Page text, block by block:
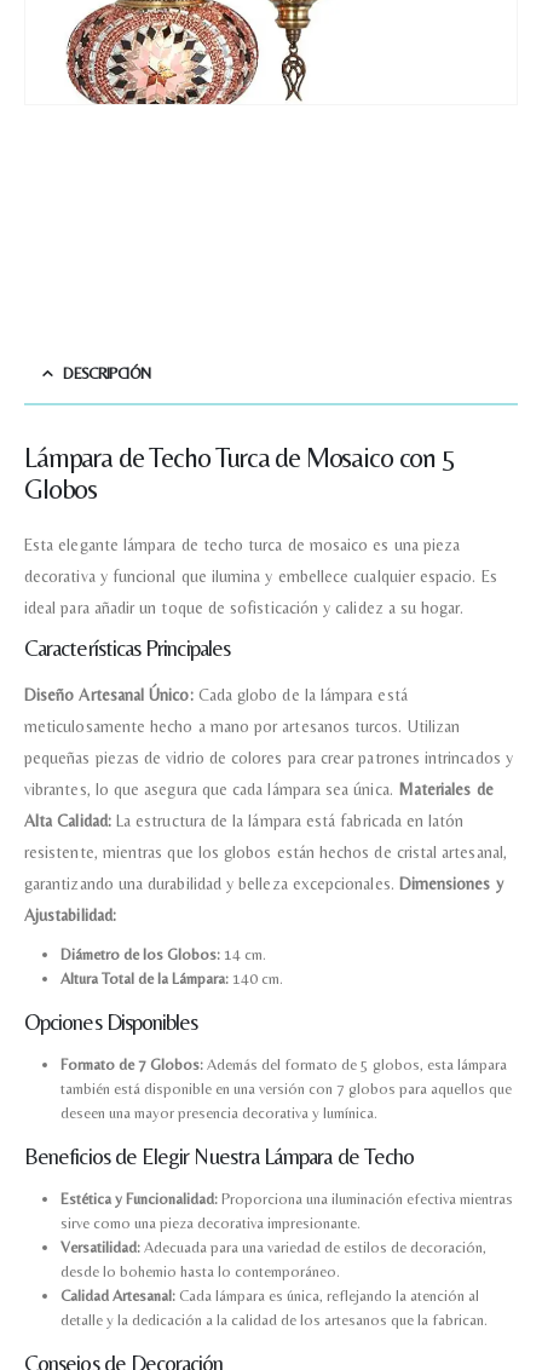
DESCRIPCIÓN
Lámpara de Techo Turca de Mosaico con 5
Globos
Esta elegante lámpara de techo turca de mosaico es una pieza
decorativa y funcional que ilumina y embellece cualquier espacio. Es
ideal para añadir un toque de sofisticación y calidez a su hogar.
Características Principales
Diseño Artesanal Único:Cada globo de la lámpara está
meticulosamente hecho a mano por artesanos turcos. Utilizan
pequeñas piezas de vidrio de colores para crear patrones intrincados y
vibrantes, lo que asegura que cada lámpara sea única. Materiales de
Alta Calidad:La estructura de la lámpara está fabricada en latón
resistente, mientras que los globos están hechos de cristal artesanal,
garantizando una durabilidad y belleza excepcionales. Dimensiones y
Ajustabilidad:
Diámetro de los Globos:14 cm.
Altura Total de la Lámpara:140 cm.
Opciones Disponibles
Formato de 7 Globos:Además del formato de 5 globos, esta lámpara
también está disponible en una versión con 7 globos para aquellos que
deseen una mayor presencia decorativa y lumínica.
Beneficios de Elegir Nuestra Lámpara de Techo
Estética y Funcionalidad:Proporciona una iluminación efectiva mientras
sirve como una pieza decorativa impresionante.
Versatilidad:Adecuada para una variedad de estilos de decoración,
desde lo bohemio hasta lo contemporáneo.
Calidad Artesanal:Cada lámpara es única, reflejando la atención al
detalle y la dedicación a la calidad de los artesanos que la fabrican.
Consejos de Decoración